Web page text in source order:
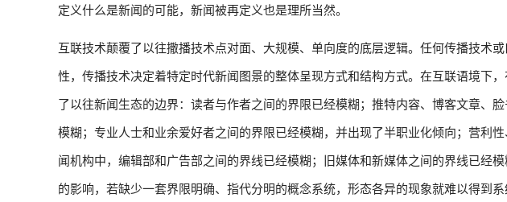
定义什么是新闻的可能，新闻被再定义也是理所当然。
互联技术颠覆了以往撒播技术点对面、大规模、单向度的底层逻辑。任何传播技术
性，传播技术决定着特定时代新闻图景的整体呈现方式和结构方式。在互联语境下
了以往新闻生态的边界：读者与作者之间的界限已经模糊；推特内容、博客文章、
模糊；专业人士和业余爱好者之间的界限已经模糊，并出现了半职业化倾向；营利
闻机构中，编辑部和广告部之间的界线已经模糊；旧媒体和新媒体之间的界线已经
的影响，若缺少一套界限明确、指代分明的概念系统，形态各异的现象就难以得到